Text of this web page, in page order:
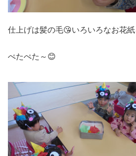
仕上げは髪の毛😘いろいろなお花
ぺたぺた～😊